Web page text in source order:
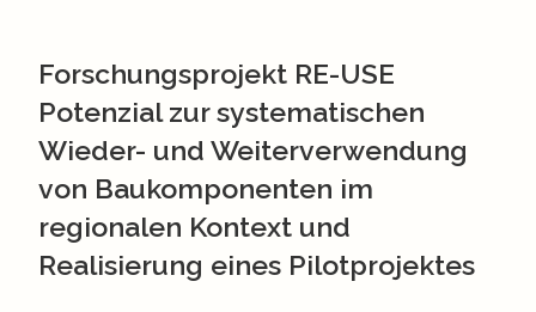
Forschungsprojekt RE-USE
Potenzial zur systematischen
Wieder- und Weiterverwendung
von Baukomponenten im
regionalen Kontext und
Realisierung eines Pilotprojektes